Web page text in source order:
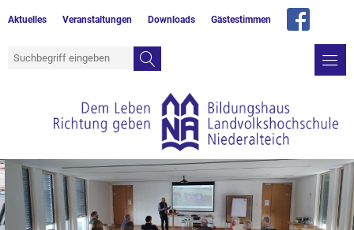
Aktuelles Veranstaltungen Downloads Gästestimmen